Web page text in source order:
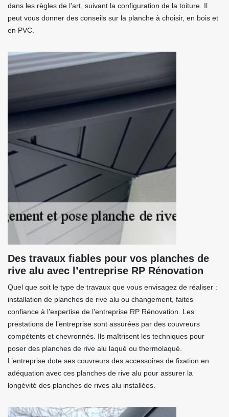
dans les règles de l’art, suivant la configuration de la toiture. Il
peut vous donner des conseils sur la planche à choisir, en bois et
en PVC.
Des travaux fiables pour vos planches de
rive alu avec l’entreprise RP Rénovation
Quel que soit le type de travaux que vous envisagez de réaliser :
installation de planches de rive alu ou changement, faites
confiance à l’expertise de l’entreprise RP Rénovation. Les
prestations de l’entreprise sont assurées par des couvreurs
compétents et chevronnés. Ils maîtrisent les techniques pour
poser des planches de rive alu laqué ou thermolaqué.
L’entreprise dote ses couvreurs des accessoires de fixation en
adéquation avec ces planches de rive alu pour assurer la
longévité des planches de rives alu installées.